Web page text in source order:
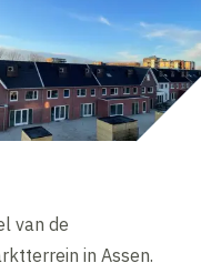
van de
in Assen.